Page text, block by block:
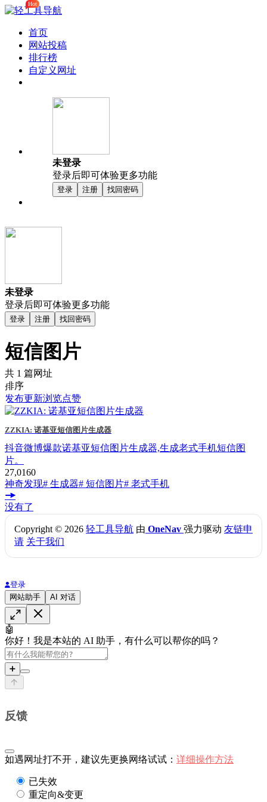
首页
网站投稿
排行榜
Hot
自定义网址
未登录
登录后即可体验更多功能
登录 注册 找回密码
未登录
登录后即可体验更多功能
登录 注册 找回密码
短信图片
共 1 篇网址
排序
发布更新浏览点赞
ZZKIA: 诺基亚短信图片生成器
抖音微博爆款诺基亚短信图片生成器,生成老式手机短信图
片。
27,0160
神奇发现# 生成器# 短信图片# 老式手机
没有了
Copyright © 2026 轻工具导航 由 OneNav 强力驱动 友链申
请 关于我们
登录
网站助手
AI 对话
🤖
你好！我是本站的 AI 助手，有什么可以帮你的吗？
➕
反馈
如遇网址打不开，建议先更换网络试试： 详细操作方法
已失效
重定向&变更